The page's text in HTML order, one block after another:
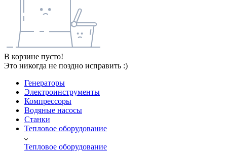
В корзине пусто!
Это никогда не поздно исправить :)
Генераторы
Электроинструменты
Компрессоры
Водяные насосы
Станки
Тепловое оборудование
Тепловое оборудование